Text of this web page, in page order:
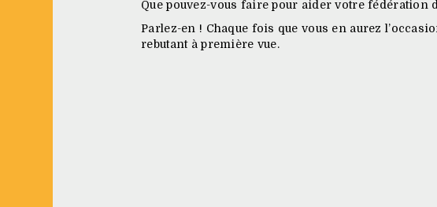
Que pouvez-vous faire pour aider votre fédération
Parlez-en ! Chaque fois que vous en aurez
rebutant à première vue.